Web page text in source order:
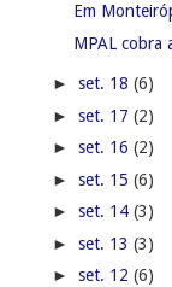
Em
MPAL cobra
► set. 18 (6)
► set. 17 (2)
► set. 16 (2)
► set. 15 (6)
► set. 14 (3)
► set. 13 (3)
► set. 12 (6)